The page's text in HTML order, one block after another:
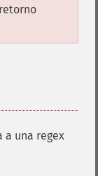
a una regex